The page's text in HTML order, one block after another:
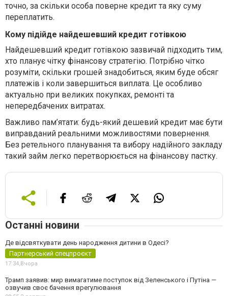
точно, за скільки особа поверне кредит та яку суму
переплатить.
Кому підійде найдешевший кредит готівкою
Найдешевший кредит готівкою зазвичай підходить тим,
хто планує чітку фінансову стратегію. Потрібно чітко
розуміти, скільки грошей знадобиться, яким буде обсяг
платежів і коли завершиться виплата. Це особливо
актуально при великих покупках, ремонті та
непередбачених витратах.
Важливо пам’ятати: будь-який дешевий кредит має бути
виправданий реальними можливостями повернення.
Без ретельного планування та вибору надійного закладу
такий займ легко перетворюється на фінансову пастку.
Останні новини
Де відсвяткувати день народження дитини в Одесі?
Партнерський спецпроєкт
17:34,Вчора
Трамп заявив: мир вимагатиме поступок від Зеленського і Путіна —
озвучив своє бачення врегулювання